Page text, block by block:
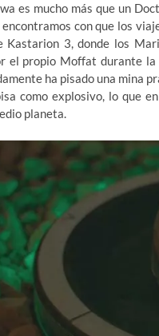
es mucho más que un
encontramos con que los
Kastarion 3, donde los
el propio Moffat durante
ha pisado una mina
como explosivo, lo que
planeta.